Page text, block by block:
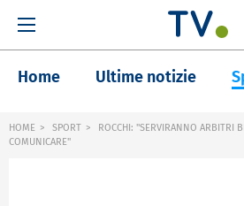
Home Ultime notizie
HOME SPORT
ROCCHI: "SERVIRANNO ARBITRI
COMUNICARE"